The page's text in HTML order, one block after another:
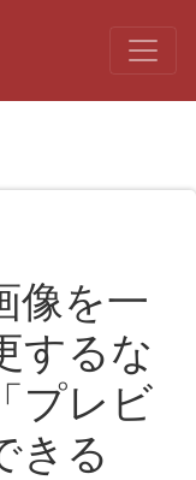
像を一
するな
プレビ
きる